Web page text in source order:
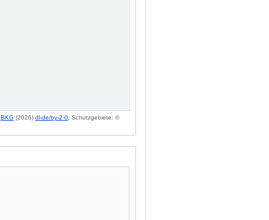
BKG (2026) dl-de/by-2-0; Schutzgebiete: ©